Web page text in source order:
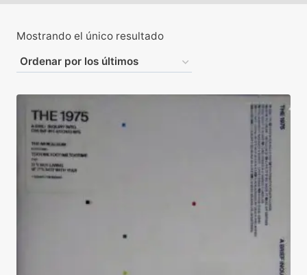
Mostrando el único resultado